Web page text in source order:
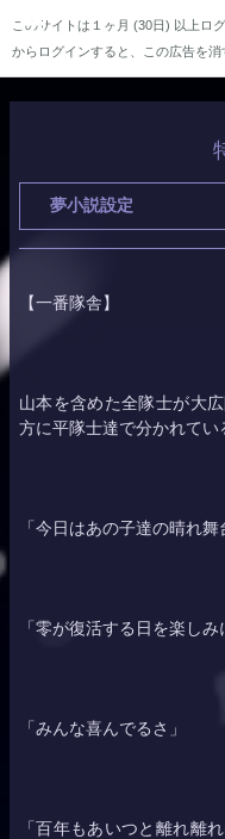
このサイトは１ヶ月 (30日) 以上ロ
からログインすると、この広告を消
夢小説設定
【一番隊舎】
山本を含めた全隊士が大
方に平隊士達で分かれてい
「今日はあの子達の晴れ舞
「零が復活する日を楽しみ
「みんな喜んでるさ」
「百年もあいつと離れ離